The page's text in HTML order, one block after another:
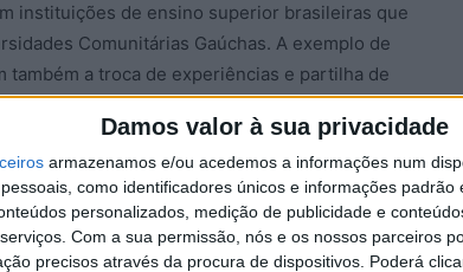
Damos valor à sua privacidade
armazenamos e/ou acedemos a informações num
como identificadores únicos e informações padrão
personalizados, medição de publicidade e
Com a sua permissão, nós e os nossos parceiros
precisos através da procura de dispositivos. Poderá
instituições de ensino superior brasileiras que
Comunitárias Gaúchas. A exemplo de
a troca de experiências e partilha de
e à promoção da mobilidade internacional nas
Ana Vaz Ferreira, que destacou a importância
a consolidação da estratégia de internacionalização
permitem não só otimizar a execução dos